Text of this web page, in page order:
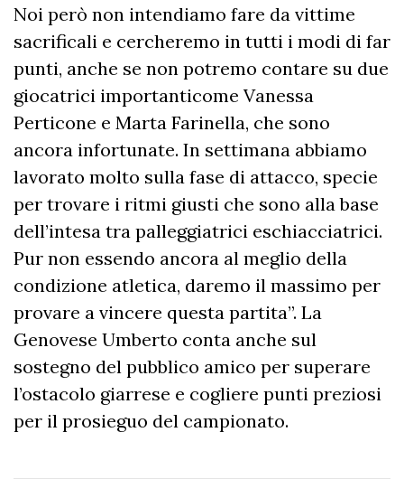
Noi però non intendiamo fare da vittime
sacrificali e cercheremo in tutti i modi di far
punti, anche se non potremo contare su due
giocatrici importanticome Vanessa
Perticone e Marta Farinella, che sono
ancora infortunate. In settimana abbiamo
lavorato molto sulla fase di attacco, specie
per trovare i ritmi giusti che sono alla base
dell’intesa tra palleggiatrici eschiacciatrici.
Pur non essendo ancora al meglio della
condizione atletica, daremo il massimo per
provare a vincere questa partita”. La
Genovese Umberto conta anche sul
sostegno del pubblico amico per superare
l’ostacolo giarrese e cogliere punti preziosi
per il prosieguo del campionato.